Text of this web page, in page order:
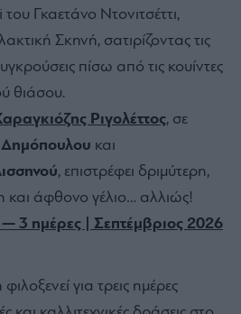
Γκαετάνο Ντονιτσέττι,
Σκηνή, σατιρίζοντας τις
πίσω από τις κουίντες
θιάσου.
Ριγολέττος, σε
και
, επιστρέφει δριμύτερη,
άφθονο γέλιο… αλλιώς!
3 ημέρες | Σεπτέμβριος 2026
για τρεις ημέρες